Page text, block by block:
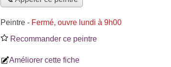
Peintre - Fermé, ouvre lundi à 9h00
Recommander ce peintre
Améliorer cette fiche